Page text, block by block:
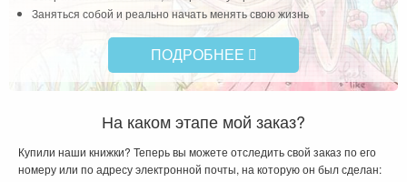
Заняться собой и реально начать менять свою жизнь
ПОДРОБНЕЕ
На каком этапе мой заказ?
Купили наши книжки? Теперь вы можете отследить свой заказ по его
номеру или по адресу электронной почты, на которую он был сделан: